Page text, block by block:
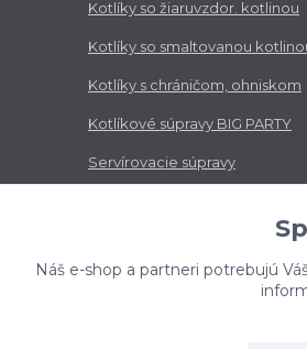
Kotlíky so žiaruvzdor. kotlinou
Kotlíky so smaltovanou
Kotlíky s chráničom, ohniskom
Kotlíkové súpravy BIG PARTY
Servírovacie súpravy
Náš e-shop a partneri potrebujú